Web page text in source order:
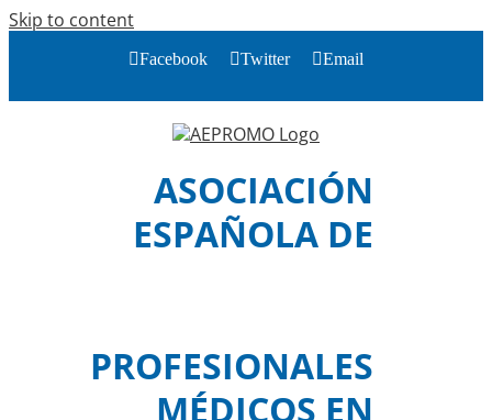
Skip to content
Facebook Twitter Email
ASOCIACIÓN
ESPAÑOLA DE
PROFESIONALES
MÉDICOS EN